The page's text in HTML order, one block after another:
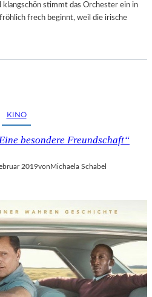
stimmt das Orchester ein in
frech beginnt, weil die irische
KINO
besondere Freundschaft“
2019von Michaela Schabel